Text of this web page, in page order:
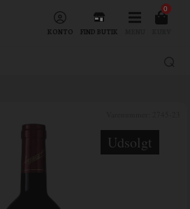
KONTO FIND BUTIK
0
Udsolgt